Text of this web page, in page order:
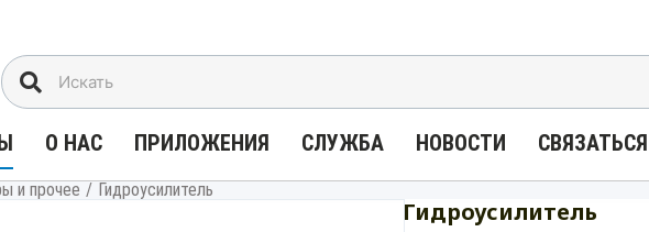
О НАС ПРИЛОЖЕНИЯ СЛУЖБА НОВОСТИ
и прочее / Гидроусилитель
Гидроусилитель